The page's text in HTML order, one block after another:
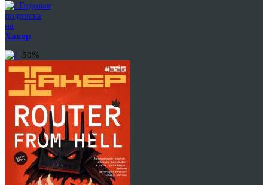
Годовая
подписка
на
Хакер
-50%